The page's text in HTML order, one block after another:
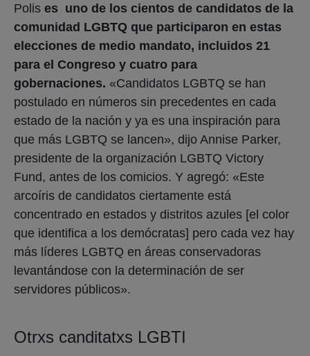
Polis es uno de los cientos de candidatos de la
comunidad LGBTQ que participaron en estas
elecciones de medio mandato, incluidos 21
para el Congreso y cuatro para
gobernaciones. «Candidatos LGBTQ se han
postulado en números sin precedentes en cada
estado de la nación y ya es una inspiración para
que más LGBTQ se lancen», dijo Annise Parker,
presidente de la organización LGBTQ Victory
Fund, antes de los comicios. Y agregó: «Este
arcoíris de candidatos ciertamente está
concentrado en estados y distritos azules [el color
que identifica a los demócratas] pero cada vez hay
más líderes LGBTQ en áreas conservadoras
levantándose con la determinación de ser
servidores públicos».
Otrxs canditatxs LGBTI